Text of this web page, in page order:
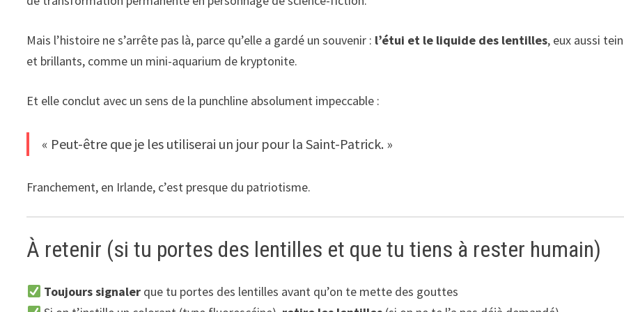
Mais l’histoire ne s’arrête pas là, parce qu’elle a gardé un souvenir : l’étui et le liquide des lentilles, eux aussi
et brillants, comme un mini-aquarium de kryptonite.
Et elle conclut avec un sens de la punchline absolument impeccable :
« Peut-être que je les utiliserai un jour pour la Saint-Patrick. »
Franchement, en Irlande, c’est presque du patriotisme.
À retenir (si tu portes des lentilles et que tu tiens à rester humain)
Toujours signalerque tu portes des lentilles avant qu’on te mette des gouttes